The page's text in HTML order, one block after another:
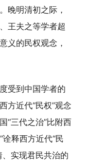
晚明清初之际，
王夫之等学者超
义的民权观念，
受到中国学者的
方近代“民权”观念
“三代之治”比附西
诠释西方近代“民
实现君民共治的